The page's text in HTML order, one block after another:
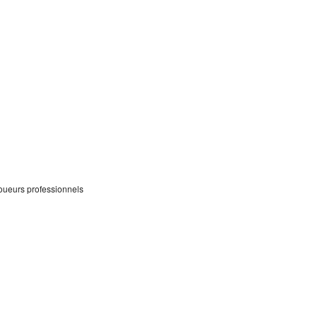
professionnels